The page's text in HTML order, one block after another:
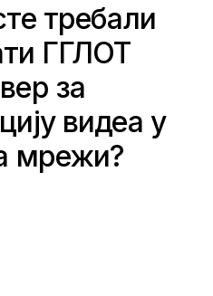
требали
ГГЛОТ
за
видеа у
мрежи?